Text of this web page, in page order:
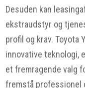
Desuden kan
ekstraudstyr og
profil og krav. Toyota
innovative teknologi,
et fremragende valg
fremstå professionel